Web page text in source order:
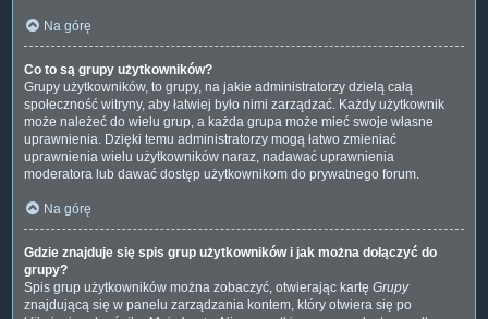
Na górę
Co to są grupy użytkowników?
Grupy użytkowników, to grupy, na jakie administratorzy dzielą całą
społeczność witryny, aby łatwiej było nimi zarządzać. Każdy użytkownik
może należeć do wielu grup, a każda grupa może mieć swoje własne
uprawnienia. Dzięki temu administratorzy mogą łatwo zmieniać
uprawnienia wielu użytkowników naraz, nadawać uprawnienia
moderatora lub dawać dostęp użytkownikom do prywatnego forum.
Na górę
Gdzie znajduje się spis grup użytkowników i jak można dołączyć do
grupy?
Spis grup użytkowników można zobaczyć, otwierając kartę Grupy
znajdującą się w panelu zarządzania kontem, który otwiera się po